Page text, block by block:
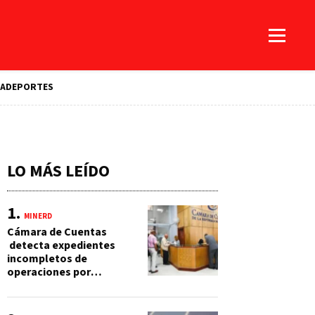
DEPORTES
LO MÁS LEÍDO
MINERD
Cámara de Cuentas
detecta expedientes
incompletos de
operaciones por
MINERD, entre 2019 y